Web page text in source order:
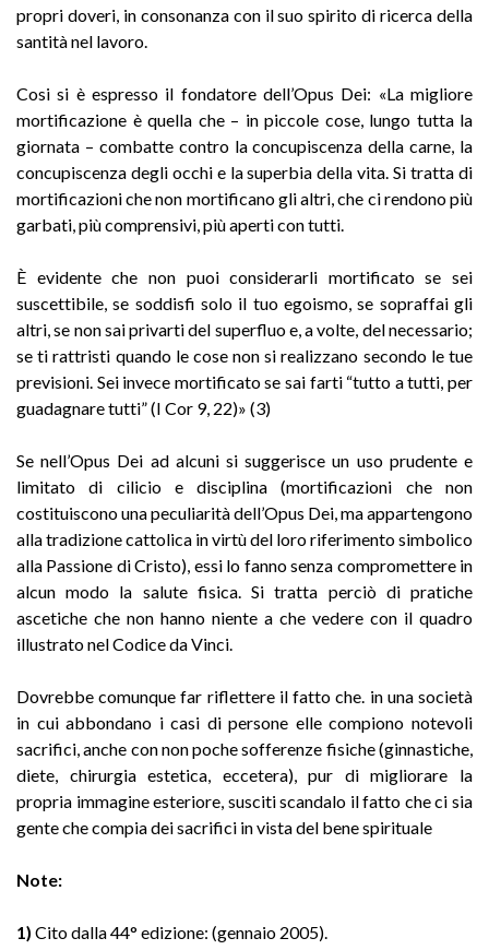
propri doveri, in consonanza con il suo spirito di ricerca della
santità nel lavoro.
Cosi si è espresso il fondatore dell’Opus Dei: «La migliore
mortificazione è quella che – in piccole cose, lungo tutta la
giornata – combatte contro la concupiscenza della carne, la
concupiscenza degli occhi e la superbia della vita. Si tratta di
mortificazioni che non mortificano gli altri, che ci rendono più
garbati, più comprensivi, più aperti con tutti.
È evidente che non puoi considerarli mortificato se sei
suscettibile, se soddisfi solo il tuo egoismo, se sopraffai gli
altri, se non sai privarti del superfluo e, a volte, del necessario;
se ti rattristi quando le cose non si realizzano secondo le tue
previsioni. Sei invece mortificato se sai farti “tutto a tutti, per
guadagnare tutti” (I Cor 9, 22)» (3)
Se nell’Opus Dei ad alcuni si suggerisce un uso prudente e
limitato di cilicio e disciplina (mortificazioni che non
costituiscono una peculiarità dell’Opus Dei, ma appartengono
alla tradizione cattolica in virtù del loro riferimento simbolico
alla Passione di Cristo), essi lo fanno senza compromettere in
alcun modo la salute fisica. Si tratta perciò di pratiche
ascetiche che non hanno niente a che vedere con il quadro
illustrato nel Codice da Vinci.
Dovrebbe comunque far riflettere il fatto che. in una società
in cui abbondano i casi di persone elle compiono notevoli
sacrifici, anche con non poche sofferenze fisiche (ginnastiche,
diete, chirurgia estetica, eccetera), pur di migliorare la
propria immagine esteriore, susciti scandalo il fatto che ci sia
gente che compia dei sacrifici in vista del bene spirituale
Note:
1) Cito dalla 44° edizione: (gennaio 2005).